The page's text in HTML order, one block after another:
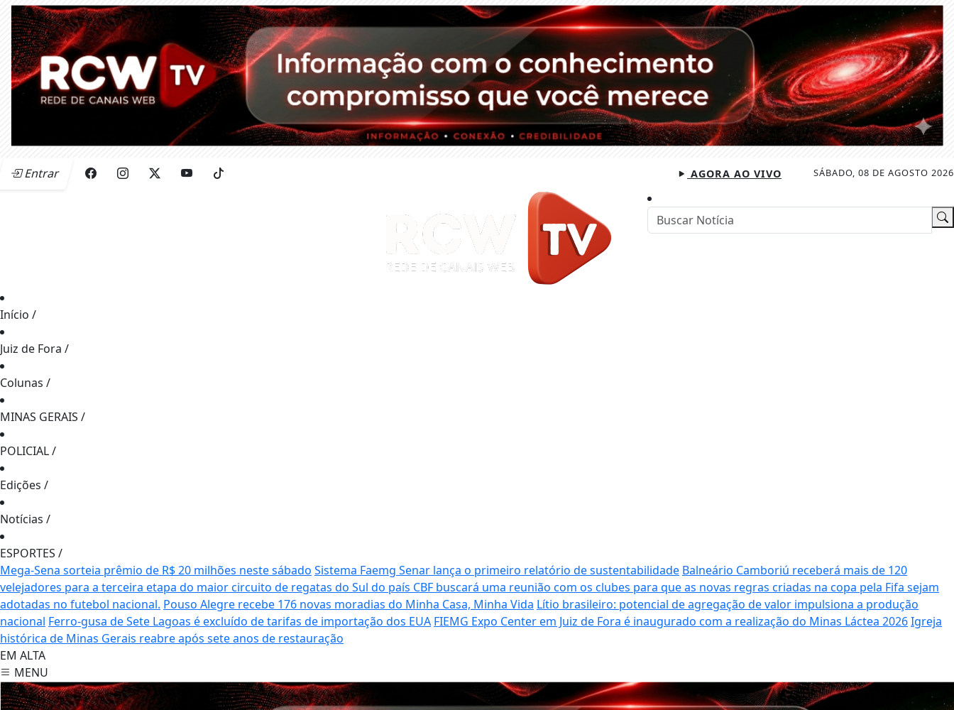
Entrar SÁBADO, 08 DE AGOSTO 2026
AGORA AO VIVO
Início /
Juiz de Fora /
Colunas /
MINAS GERAIS /
POLICIAL/
Edições /
Notícias /
ESPORTES /
Mega-Sena sorteia prêmio de R$ 20 milhões neste sábado Sistema Faemg Senar lança o primeiro relatório de sustentabilidade Balneário Camboriú receberá mais de 120
velejadores para a terceira etapa do maior circuito de regatas do Sul do país CBF buscará uma reunião com os clubes para que as novas regras criadas na copa pela Fifa sejam
adotadas no futebol nacional. Pouso Alegre recebe 176 novas moradias do Minha Casa, Minha Vida Lítio brasileiro: potencial de agregação de valor impulsiona a produção
nacional Ferro-gusa de Sete Lagoas é excluído de tarifas de importação dos EUA FIEMG Expo Center em Juiz de Fora é inaugurado com a realização do Minas Láctea 2026Igreja
histórica de Minas Gerais reabre após sete anos de restauração
EM ALTA
MENU